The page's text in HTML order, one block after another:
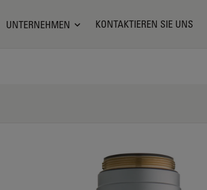
UNTERNEHMEN KONTAKTIEREN SIE UNS